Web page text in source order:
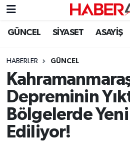
GÜNCEL SİYASET ASAYİŞ
HABERLER GÜNCEL
Depreminin
Bölgelerde
Ediliyor!
GÜNCEL
SİYASET
SPOR
YAŞAM
Nöbetçi Eczaneler
Hava Durumu
Kahramanmaraş Namaz
Trafik Durumu
Süper Lig Puan Durumu ve